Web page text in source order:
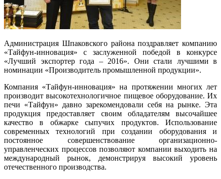
Администрация Шпаковского района поздравляет компанию
«Тайфун-инновация» с заслуженной победой в конкурсе
«Лучший экспортер года – 2016». Они стали лучшими в
номинации «Производитель промышленной продукции».
Компания «Тайфун-инновация» на протяжении многих лет
производит высокотехнологичное пищевое оборудование. Их
печи «Тайфун» давно зарекомендовали себя на рынке. Эта
продукция предоставляет своим обладателям высочайшее
качество в обжарке сыпучих продуктов. Использование
современных технологий при создании оборудования и
постоянное совершенствование организационно-
управленческих процессов позволяют компании выходить на
международный рынок, демонстрируя высокий уровень
отечественного производства.